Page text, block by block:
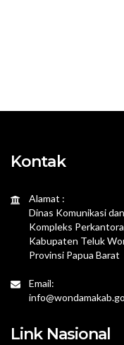
Kontak
Alamat :
Dinas Komunikasi
Kompleks
Kabupaten Teluk
Provinsi Papua Barat
Email:
Link Nasional